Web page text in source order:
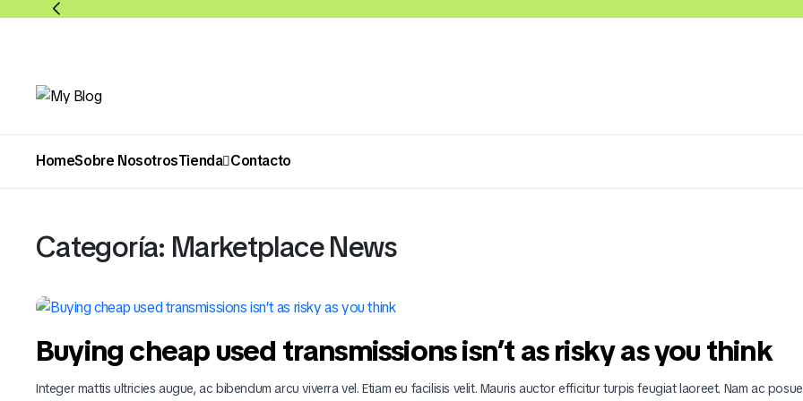
HomeSobre NosotrosTienda Contacto
Categoría: Marketplace News
Buying cheap used transmissions isn’t as risky as you think
Integer mattis ultricies augue, ac bibendum arcu viverra vel. Etiam eu facilisis velit. Mauris auctor efficitur turpis feugiat laoreet. Nam ac